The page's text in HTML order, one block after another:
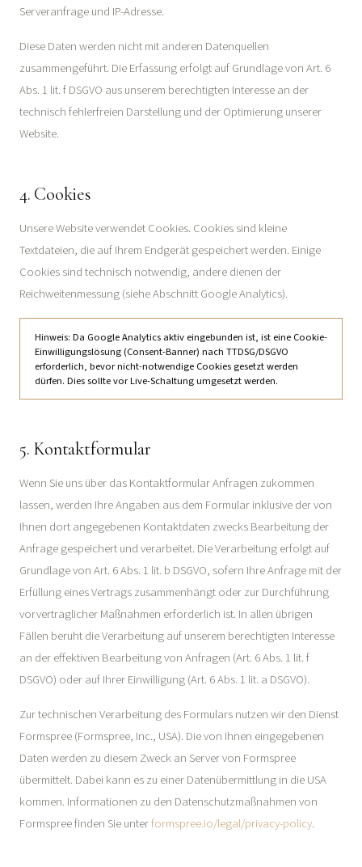
Serveranfrage und IP-Adresse.
Diese Daten werden nicht mit anderen Datenquellen
zusammengeführt. Die Erfassung erfolgt auf Grundlage von Art. 6
Abs. 1 lit. f DSGVO aus unserem berechtigten Interesse an der
technisch fehlerfreien Darstellung und der Optimierung unserer
Website.
4. Cookies
Unsere Website verwendet Cookies. Cookies sind kleine
Textdateien, die auf Ihrem Endgerät gespeichert werden. Einige
Cookies sind technisch notwendig, andere dienen der
Reichweitenmessung (siehe Abschnitt Google Analytics).
Hinweis: Da Google Analytics aktiv eingebunden ist, ist eine Cookie-
Einwilligungslösung (Consent-Banner) nach TTDSG/DSGVO
erforderlich, bevor nicht-notwendige Cookies gesetzt werden
dürfen. Dies sollte vor Live-Schaltung umgesetzt werden.
5. Kontaktformular
Wenn Sie uns über das Kontaktformular Anfragen zukommen
lassen, werden Ihre Angaben aus dem Formular inklusive der von
Ihnen dort angegebenen Kontaktdaten zwecks Bearbeitung der
Anfrage gespeichert und verarbeitet. Die Verarbeitung erfolgt auf
Grundlage von Art. 6 Abs. 1 lit. b DSGVO, sofern Ihre Anfrage mit der
Erfüllung eines Vertrags zusammenhängt oder zur Durchführung
vorvertraglicher Maßnahmen erforderlich ist. In allen übrigen
Fällen beruht die Verarbeitung auf unserem berechtigten Interesse
an der effektiven Bearbeitung von Anfragen (Art. 6 Abs. 1 lit. f
DSGVO) oder auf Ihrer Einwilligung (Art. 6 Abs. 1 lit. a DSGVO).
Zur technischen Verarbeitung des Formulars nutzen wir den Dienst
Formspree (Formspree, Inc., USA). Die von Ihnen eingegebenen
Daten werden zu diesem Zweck an Server von Formspree
übermittelt. Dabei kann es zu einer Datenübermittlung in die USA
kommen. Informationen zu den Datenschutzmaßnahmen von
Formspree finden Sie unterformspree.io/legal/privacy-policy.